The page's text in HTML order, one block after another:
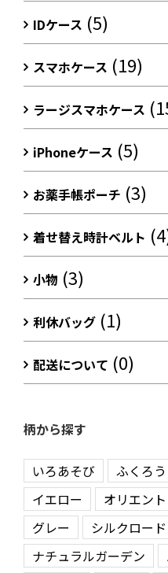
IDケース (5)
スマホケース (19)
ラージスマホケース
iPhoneケース (5)
お薬手帳ポーチ (3)
着せ替え時計ベルト
小物 (3)
利休バッグ (1)
配送について (0)
柄から探す
いろあそび ふくろう
イエロー
オリエント
グレー
シルクロード
ナチュラルガーデン